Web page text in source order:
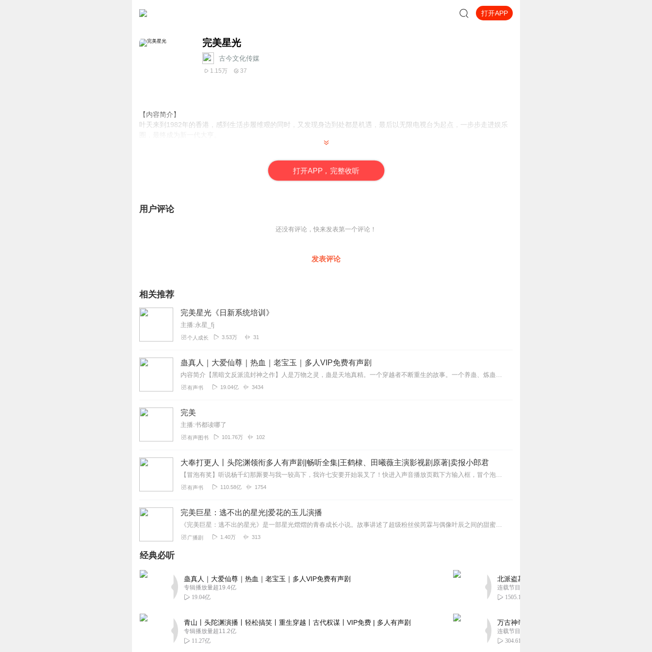
打开APP
完美星光
古今文化传媒
1.15万 37
【内容简介】
叶天来到1982年的香港，感到生活步履维艰的同时，又发现身边到处都是机遇，最后以无限电视台为起点，一步步走进娱乐
1、本作品为付费有声书，前35集为免费试听，购买成功后，即可收听，可下载重复收听。
3、如在充值／购买环节遇到问题，您可通过页面右上方按钮，将页面分享至微信内使用微信支付完成购买。
第二步：如果您无法联系上APP内在线客服，可关注【喜马拉雅APP】公众号，通过下方菜单栏里【我的-在线客服】咨询在
打开APP，完整收听
用户评论
还没有评论，快来发表第一个评论！
发表评论
相关推荐
完美星光《日新系统培训》
主播:永星_fj
个人成长 3.53万 31
蛊真人｜大爱仙尊｜热血｜老宝玉｜多人VIP免费有声剧
内容简介【黑暗文反派流封神之作】人是万物之灵，蛊是天地真精。一个穿越者不断重生的故事。一个养蛊、炼蛊、用蛊的奇特世界。配音组（男角色）老宝玉旁白...
有声书 19.04亿 3434
完美
主播:书都读哪了
有声图书 101.76万 102
大奉打更人丨头陀渊领衔多人有声剧|畅听全集|王鹤棣、田曦薇主演影视剧原著|卖报小郎君
【冒泡有奖】听说杨千幻那厮要与我一较高下，我许七安要开始装叉了！快进入声音播放页戳下方输入框，冒个泡偷偷告诉我，我要用哪些诗词才能胜过他？说得好的，有赏！202...
有声书 110.58亿 1754
完美巨星：逃不出的星光|爱花的玉儿演播
《完美巨星：逃不出的星光》是一部星光熠熠的青春成长小说。故事讲述了超级粉丝侯芮霖与偶像叶辰之间的甜蜜邂逅和心跳追逐。在一个梦幻般的日子里，芮霖的一声呐喊，不仅喊...
广播剧 1.40万 313
经典必听
蛊真人｜大爱仙尊｜热血｜老宝玉｜多人VIP免费有声剧
专辑播放量超19.4亿
19.04亿
青山丨头陀渊演播丨轻松搞笑丨重生穿越丨古代权谋丨VIP免费 | 多人有声剧
专辑播放量超11.2亿
11.27亿
北派盗墓笔记丨头陀渊出品丨悬疑灵异丨摸金校尉
连载节目超四百集
1505.18万
万古神帝丨玄幻丨热血丨紫襟团队演播丨多人有声
连载节目超二百集
304.61万